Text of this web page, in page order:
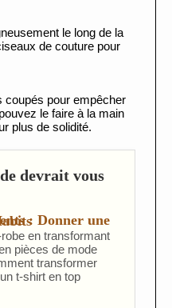
le long de la
de couture pour
coupés pour empêcher
le faire à la main
plus de solidité.
devrait vous
Vos Habits
en transformant
pièces de mode
transformer
t-shirt en top